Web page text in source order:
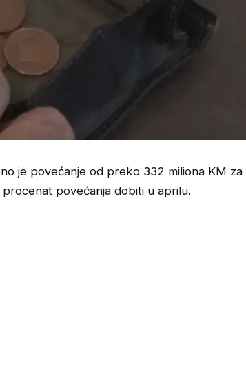
je povećanje od preko 332 miliona KM za
povećanja dobiti u aprilu.